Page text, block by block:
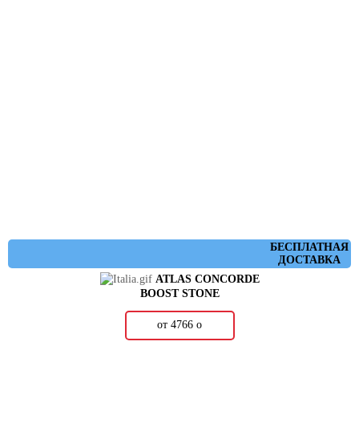
БЕСПЛАТНАЯ
ДОСТАВКА
ATLAS CONCORDE
BOOST STONE
от 4766 о